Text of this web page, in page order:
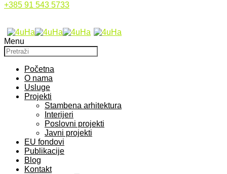
+385 91 543 5733
Menu
Početna
O nama
Usluge
Projekti
Stambena arhitektura
Interijeri
Poslovni projekti
Javni projekti
EU fondovi
Publikacije
Blog
Kontakt